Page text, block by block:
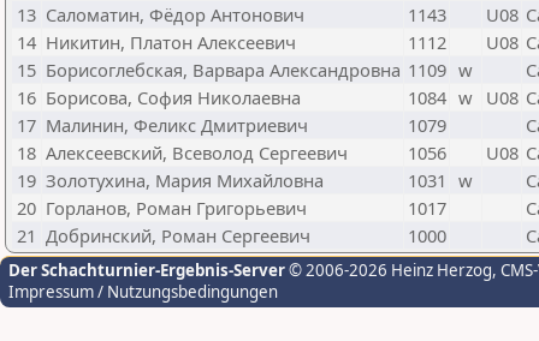
13 Саломатин, Фёдор Антонович 1143 U08
14 Никитин, Платон Алексеевич 1112 U08
15 Борисоглебская, Варвара Александровна 1109 w
16 Борисова, София Николаевна 1084 w U08
17 Малинин, Феликс Дмитриевич 1079
18 Алексеевский, Всеволод Сергеевич 1056 U08
19 Золотухина, Мария Михайловна 1031 w
20 Горланов, Роман Григорьевич 1017
21 Добринский, Роман Сергеевич 1000
Der Schachturnier-Ergebnis-Server© 2006-2026 Heinz Herzog,
Impressum / Nutzungsbedingungen